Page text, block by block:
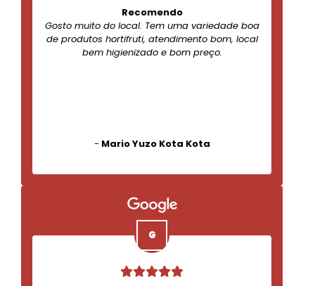
Recomendo
Gosto muito do local. Tem uma variedade boa
de produtos hortifruti, atendimento bom, local
bem higienizado e bom preço.
- Mario Yuzo Kota Kota